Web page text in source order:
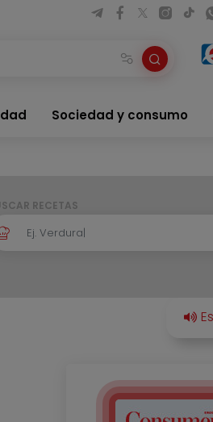
Sociedad y consumo
RECETAS